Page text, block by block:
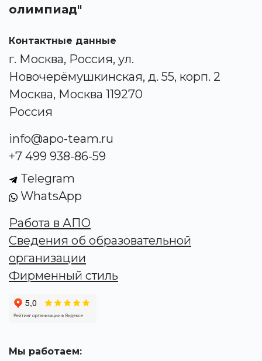
олимпиад"
Контактные данные
г. Москва, Россия, ул.
Новочерёмушкинская, д. 55, корп. 2
Москва, Москва 119270
Россия
info@apo-team.ru
+7 499 938-86-59
Telegram
WhatsApp
Работа в АПО
Сведения об образовательной
организации
Фирменный стиль
Мы работаем: